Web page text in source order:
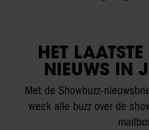
HET
NIEUWS IN
Met de Showbuzz-
week alle buzz over de